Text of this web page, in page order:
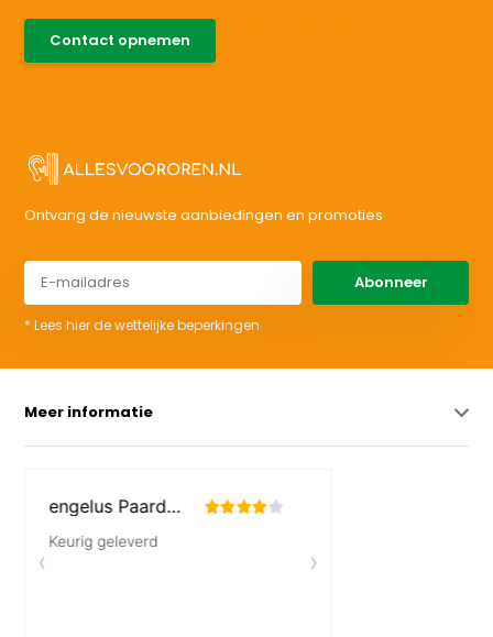
Contact opnemen
Ontvang de nieuwste aanbiedingen en promoties
Abonneer
* Lees hier de wettelijke beperkingen
Meer informatie